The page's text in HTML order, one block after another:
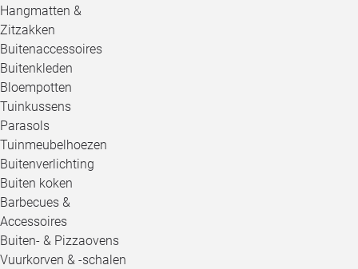
Hangmatten &
Zitzakken
Buitenaccessoires
Buitenkleden
Bloempotten
Tuinkussens
Parasols
Tuinmeubelhoezen
Buitenverlichting
Buiten koken
Barbecues &
Accessoires
Buiten- & Pizzaovens
Vuurkorven & -schalen